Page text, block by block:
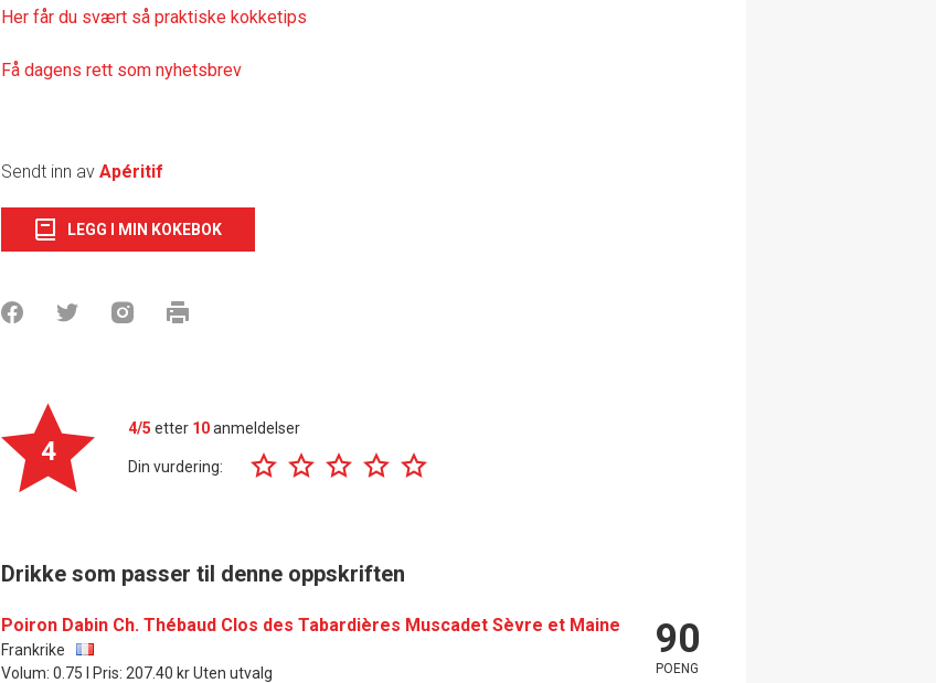
Her får du svært så praktiske kokketips
Få dagens rett som nyhetsbrev
Sendt inn av Apéritif
LEGG I MIN KOKEBOK
4
4/5 etter 10anmeldelser
Din vurdering:
Drikke som passer til denne oppskriften
Poiron Dabin Ch. Thébaud Clos des Tabardières Muscadet Sèvre et Maine
Frankrike
Volum: 0.75 l Pris: 207.40 kr Uten utvalg
90
POENG